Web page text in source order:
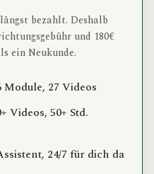
bezahlt. Deshalb
und 180€
ein Neukunde.
Module, 27 Videos
Videos, 50+ Std.
24/7 für dich da